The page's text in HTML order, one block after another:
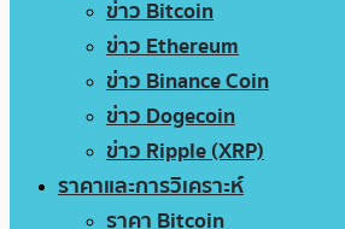
ข่าว Bitcoin
ข่าว Ethereum
ข่าว Binance Coin
ข่าว Dogecoin
ข่าว Ripple (XRP)
ราคาและการวิเคราะห์
ราคา Bitcoin